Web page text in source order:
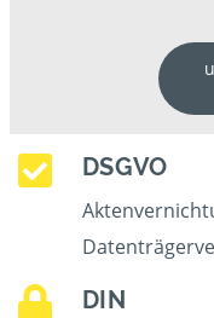
DSGVO
DIN